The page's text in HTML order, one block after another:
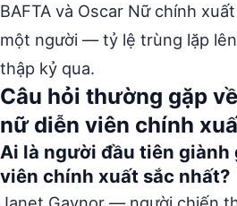
BAFTA và Oscar Nữ chính
một người — tỷ lệ trùng lặp
thập kỷ qua.
Câu hỏi thường gặp
nữ diễn viên chính
Ai là người đầu tiên giành
viên chính xuất sắc nhất?